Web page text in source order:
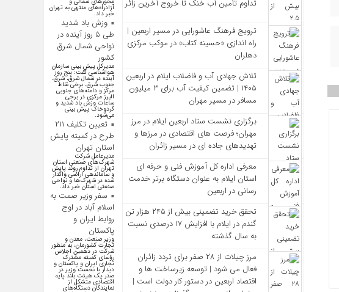
تداوم تأمین آب خنک تا خروج آخرین زائر
ترویج فرهنگ عاشورایی در مسیر اربعین |
راه‌ اندازی «حسینه کتاب» در موکب مرکزی
دهلران
تلاش جهادی آب و فاضلاب ایلام در اربعین
۱۴۰۵ | تضمین کیفیت آب برای ۳ میلیون
مسافر در مسیر مهران
برگزاری نشست ستاد اربعین ایلام در مرز
مهران؛ فرصت‌ های اقتصادی در مرزها و
تهدیدهای جاده‌ ای در مسیر زائران
معرفی اداره کل آموزش فنی و حرفه‌ ای
استان ایلام به‌ عنوان دستگاه برتر خدمت‌
رسانی در اربعین
تحقق خرید تضمینی بیش از ۲۴۵ هزار تن
گندم در ایلام با افزایش ۱۷ درصدی نسبت
به سال گذشته
مرز چیلات از ۲۸ صفر برای تردد زائران
فعال می‌ شود | توسعه زیرساخت‌ ها و
اقتصاد اربعین در دستور کار دولت است |
آزادراه‌های منتهی به تهران
خبر داد.
وزش باد شدید
طی ۵ روز آینده در
نواحی شمال شرق
کشور
مدیرکل پیش بینی سازمان
هواشناسی گفت: پنج روز
آینده در شمال شرق، شرق،
جنوب شرق، برخی نقاط
مرکز و دامنه‌های جنوبی
البرز مرکزی در برخی
ساعات وزش باد شدید و
گردوخاک پیش بینی
می‌شود.
تعیین تکلیف ۲۱۱
طرح در کمیته پایش
استان تهران
مدیرعامل شرکت
شهرک‌های صنعتی استان
تهران از تداوم روند پایش
و ساماندهی اراضی واگذار
شده در شهرک‌ها و نواحی
صنعتی استان خبر داد.
سفر وزیر صمت به
اسلام آباد در اوج
روابط ایران و
پاکستان
وزیر صنعت، معدن و
تجارت کشورمان، به منظور
شرکت در دهمین اجلاس
رؤسای کمیته مشترک
تجاری ایران و پاکستان و
دیدار با نخست وزیر در
صدر یک هیئت بلند پایه
اقتصادی متشکل از
نمایندگان دستگاه‌های